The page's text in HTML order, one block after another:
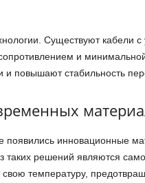
Существуют кабели с
и
повышают стабильность
появились инновационные
таких решений являются
свою температуру,